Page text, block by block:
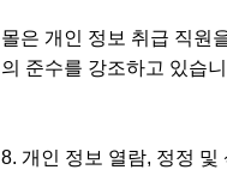
몰은 개인 정보 취급 직원
의 준수를 강조하고 있습
8. 개인 정보 열람, 정정